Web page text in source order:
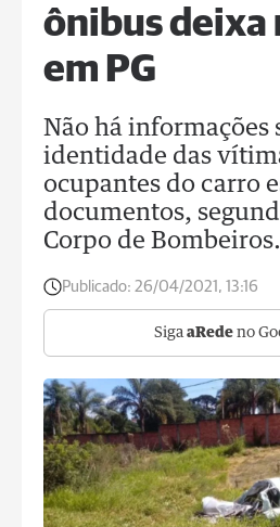
ônibus deixa
em PG
Não há informações
identidade das
ocupantes do carro
documentos,
Corpo de Bombeiros.
Publicado: 26/04/2021, 13:16
Siga aRede no